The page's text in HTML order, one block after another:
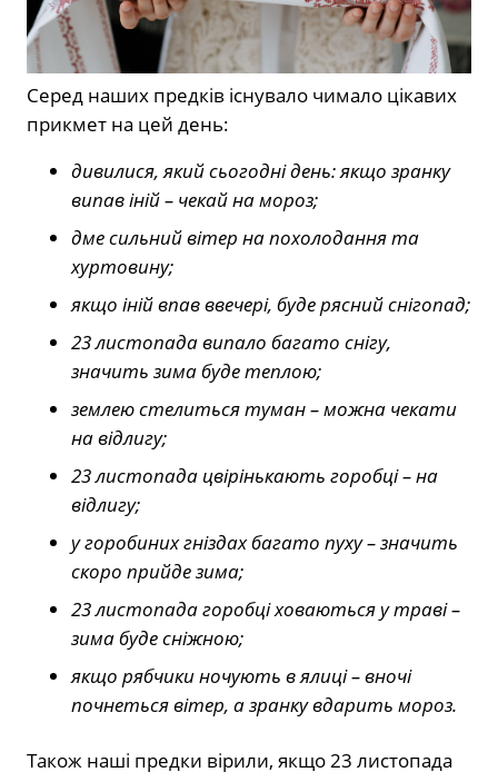
Серед наших предків існувало чимало цікавих
прикмет на цей день:
дивилися, який сьогодні день: якщо зранку
випав іній – чекай на мороз;
дме сильний вітер на похолодання та
хуртовину;
якщо іній впав ввечері, буде рясний снігопад;
23 листопада випало багато снігу,
значить зима буде теплою;
землею стелиться туман – можна чекати
на відлигу;
23 листопада цвірінькають горобці – на
відлигу;
у горобиних гніздах багато пуху – значить
скоро прийде зима;
23 листопада горобці ховаються у траві –
зима буде сніжною;
якщо рябчики ночують в ялиці – вночі
почнеться вітер, а зранку вдарить мороз.
Також наші предки вірили, якщо 23 листопада